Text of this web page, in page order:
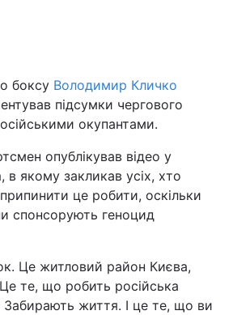
боксу Володимир Кличко
підсумки чергового
окупантами.
опублікував відео у
в якому закликав усіх, хто
це робити, оскільки
спонсорують геноцид
Це житловий район Києва,
те, що робить російська
Забирають життя. І це те, що ви